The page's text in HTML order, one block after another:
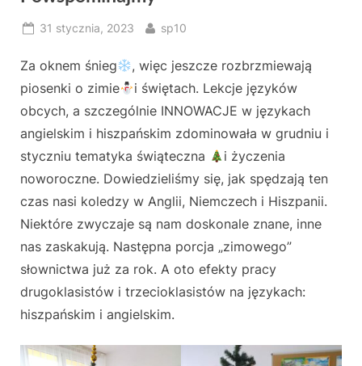
Posted
31 stycznia, 2023 By
sp10
Za oknem śnieg
, więc jeszcze rozbrzmiewają
piosenki o zimie
i świętach. Lekcje języków
obcych, a szczególnie INNOWACJE w językach
angielskim i hiszpańskim zdominowała w grudniu i
styczniu tematyka świąteczna
i życzenia
noworoczne. Dowiedzieliśmy się, jak spędzają ten
czas nasi koledzy w Anglii, Niemczech i Hiszpanii.
Niektóre zwyczaje są nam doskonale znane, inne
nas zaskakują. Następna porcja „zimowego”
słownictwa już za rok. A oto efekty pracy
drugoklasistów i trzecioklasistów na językach:
hiszpańskim i angielskim.